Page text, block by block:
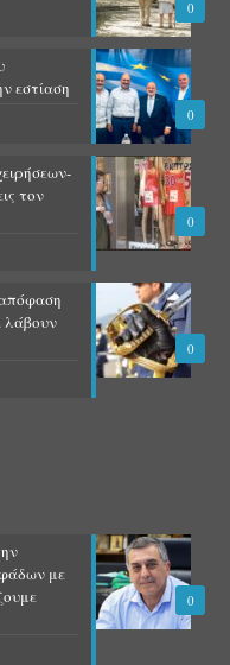
0
0
εστίαση
0
τον
0
λάβουν
0
με